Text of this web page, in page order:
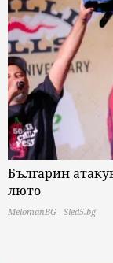
Българин
люто
MelomanBG - Sled5.bg